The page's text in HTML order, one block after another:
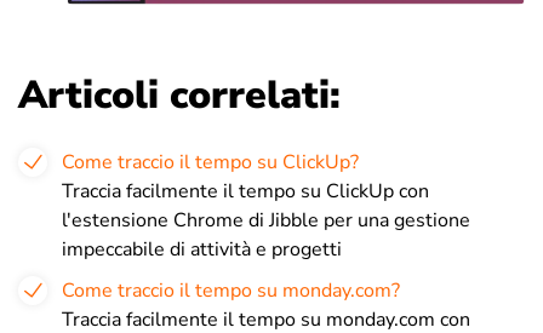
Articoli correlati:
Come traccio il tempo su ClickUp?
Traccia facilmente il tempo su ClickUp con
l'estensione Chrome di Jibble per una gestione
impeccabile di attività e progetti
Come traccio il tempo su monday.com?
Traccia facilmente il tempo su monday.com con